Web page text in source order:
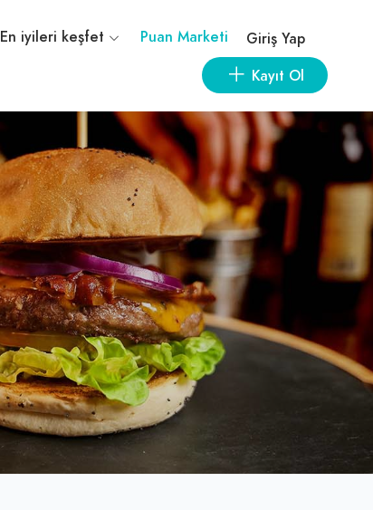
En iyileri keşfet Puan Marketi
Giriş Yap
Kayıt Ol